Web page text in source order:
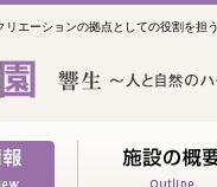
エーションの拠点としての役割を担